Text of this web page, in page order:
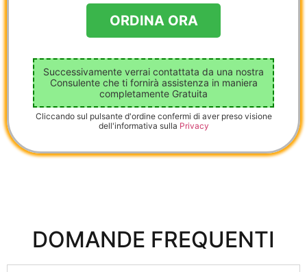
Successivamente verrai contattata da una nostra
Consulente che ti fornirà assistenza in maniera
completamente Gratuita
Cliccando sul pulsante d'ordine confermi di aver preso visione
dell'informativa sulla Privacy
DOMANDE FREQUENTI